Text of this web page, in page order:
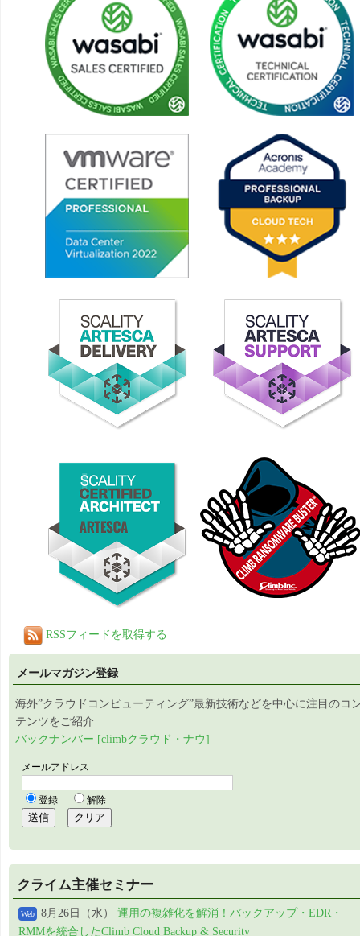
RSSフィードを取得する
メールマガジン登録
海外”クラウドコンピューティング”最新技術などを中心に注目のコ
テンツをご紹介
バックナンバー [climbクラウド・ナウ]
クライム主催セミナー
Web 8月26日（水） 運用の複雑化を解消！バックアップ・EDR・
RMMを統合したClimb Cloud Backup & Security